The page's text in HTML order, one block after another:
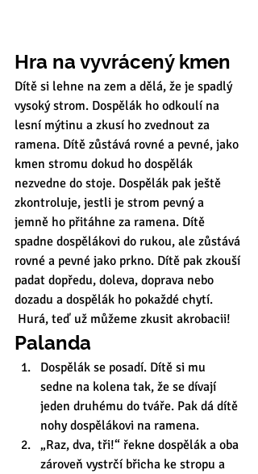
Hra na vyvrácený kmen
Dítě si lehne na zem a dělá, že je spadlý
vysoký strom. Dospělák ho odkoulí na
lesní mýtinu a zkusí ho zvednout za
ramena. Dítě zůstává rovné a pevné, jako
kmen stromu dokud ho dospělák
nezvedne do stoje. Dospělák pak ještě
zkontroluje, jestli je strom pevný a
jemně ho přitáhne za ramena. Dítě
spadne dospělákovi do rukou, ale zůstává
rovné a pevné jako prkno. Dítě pak zkouší
padat dopředu, doleva, doprava nebo
dozadu a dospělák ho pokaždé chytí.
Hurá, teď už můžeme zkusit akrobacii!
Palanda
Dospělák se posadí. Dítě si mu
sedne na kolena tak, že se dívají
jeden druhému do tváře. Pak dá dítě
nohy dospělákovi na ramena.
„Raz, dva, tři!“ řekne dospělák a oba
zároveň vystrčí břicha ke stropu a